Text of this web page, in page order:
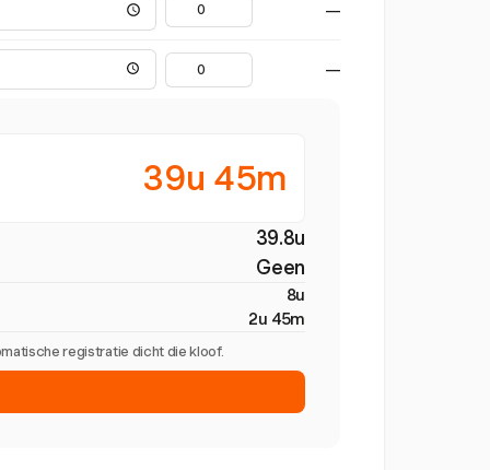
—
—
39u 45m
39.8u
Geen
8u
2u 45m
registratie dicht die kloof.